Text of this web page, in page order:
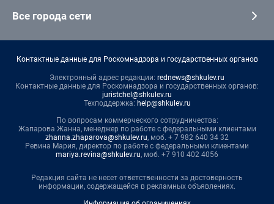
Все города сети
Контактные данные для Роскомнадзора и государственных органов
Электронный адрес редакции: rednews@shkulev.ru
Контактные данные для Роскомнадзора и государственных органов:
juristchel@shkulev.ru
Техподдержка: help@shkulev.ru
По вопросам коммерческого сотрудничества:
Жапарова Жанна, менеджер по работе с федеральными клиентами
zhanna.zhaparova@shkulev.ru, моб. + 7 982 640 34 32
Ревина Мария, директор по работе с федеральными клиентами
mariya.revina@shkulev.ru, моб. +7 910 402 4056
Редакция сайта не несет ответственности за достоверность
информации, содержащейся в рекламных объявлениях.